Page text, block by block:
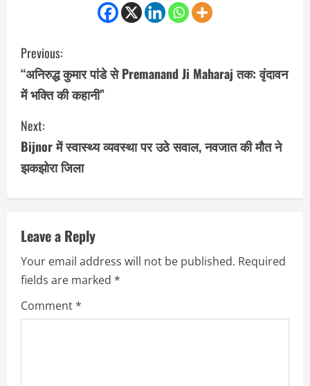
C
o
n
t
i
n
e
R
e
Previous:
“अनिरुद्ध कुमार पांडे से Premanand Ji Maharaj तक: वृंदावन
में भक्ति की कहानी”
Next:
Bijnor में स्वास्थ्य व्यवस्था पर उठे सवाल, नवजात की मौत ने
झकझोरा जिला
Leave a Reply
Your email address will not be published. Required
fields are marked *
Comment*